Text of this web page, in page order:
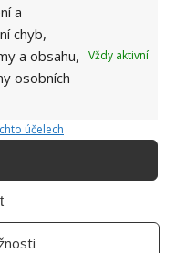
a
chyb,
a obsahu,
osobních
Vždy aktivní
účelech